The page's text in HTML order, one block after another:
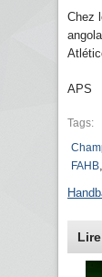
Chez
APS
Tags:
FAHB